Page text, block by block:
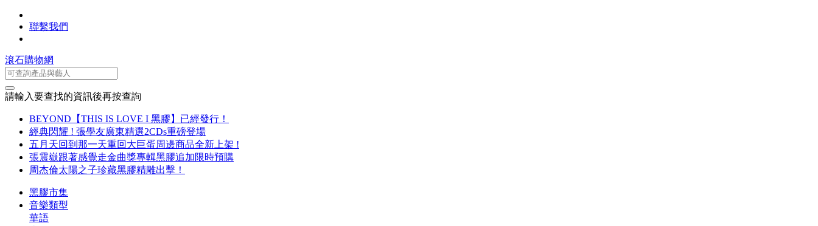
聯繫我們
滾石購物網
請輸入要查找的資訊後再按查詢
BEYOND【THIS IS LOVE I 黑膠】已經發行！
經典閃耀 ! 張學友廣東精選2CDs重磅登場
五月天回到那一天重回大巨蛋周邊商品全新上架 !
張震嶽跟著感覺走金曲獎專輯黑膠追加限時預購
周杰倫太陽之子珍藏黑膠精雕出擊！
黑膠市集
音樂類型
華語